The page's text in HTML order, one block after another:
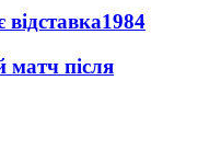
1984
матч після